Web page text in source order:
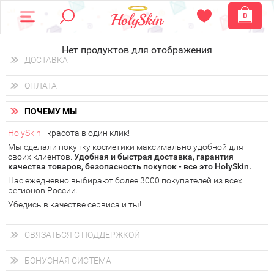
0
Нет продуктов для отображения
ДОСТАВКА
Доставка осуществляетсяпо всем городам России.
Вы можете выбрать доставку курьером, Почтой России или
получить заказ в пунктах выдачи PickPoint или пункте
самовывоза.
В 20 городах России доставка осуществляется ужена
следующий день.
у Вас всегда есть возможность получитьбесплатную
доставку от HolySkin.
подробнее об условиях доставки и оплаты в Вашем городе
ОПЛАТА
Вы можете оплатить свой заказ любым удобным способом:
наличными деньгами (
через интернет-банк (Альфа-банк, Сбербанк) и другими
электронными способами.
ПОЧЕМУ МЫ
HolySkin - красота в один клик!
Мы сделали покупку косметики максимально удобной для
своих клиентов. Удобная и быстрая доставка, гарантия
качества товаров, безопасность покупок - все это HolySkin.
Нас ежедневно выбирают более 3000 покупателей из всех
регионов России.
Убедись в качестве сервиса и ты!
СВЯЗАТЬСЯ С ПОДДЕРЖКОЙ
+7 (800) 707-24-55
Мы будем рады ответить на все Ваши вопросы по работе
магазина, проконсультировать по товарам, рассказать о
БОНУСНАЯ СИСТЕМА